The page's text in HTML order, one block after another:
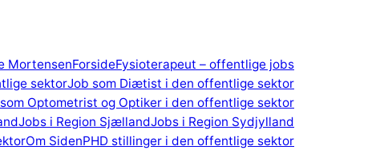
MortensenForsideFysioterapeut – offentlige jobs
sektorJob som Diætist i den offentlige sektor
Optometrist og Optiker i den offentlige sektor
Jobs i Region SjællandJobs i Region Sydjylland
Om SidenPHD stillinger i den offentlige sektor